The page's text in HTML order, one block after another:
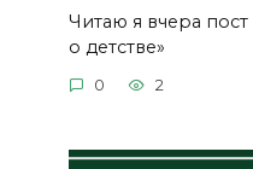
Читаю я вчера
о детстве»
0 2